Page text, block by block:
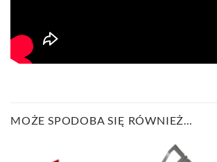
MOŻE SPODOBA SIĘ RÓWNIEŻ…